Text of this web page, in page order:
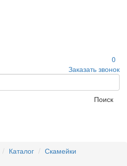
0
Заказать звонок
Поиск
Каталог
Скамейки